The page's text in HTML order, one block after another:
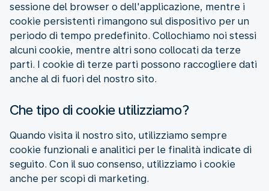
sessione del browser o dell'applicazione, mentre i
cookie persistenti rimangono sul dispositivo per un
periodo di tempo predefinito. Collochiamo noi stessi
alcuni cookie, mentre altri sono collocati da terze
parti. I cookie di terze parti possono raccogliere dati
anche al di fuori del nostro sito.
Che tipo di cookie utilizziamo?
Quando visita il nostro sito, utilizziamo sempre
cookie funzionali e analitici per le finalità indicate di
seguito. Con il suo consenso, utilizziamo i cookie
anche per scopi di marketing.